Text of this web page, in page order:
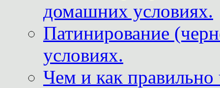
домашних условиях.
Патинирование
условиях.
Чем и как